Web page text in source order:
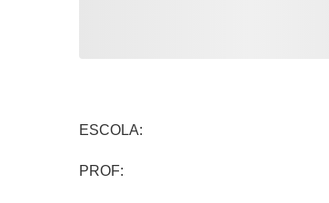
ESCOLA:
PROF: